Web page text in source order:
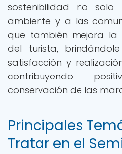
sostenibilidad no solo
ambiente y a las
que también mejora la
del turista,
satisfacción y
contribuyendo
conservación de las
Principales
Tratar en el